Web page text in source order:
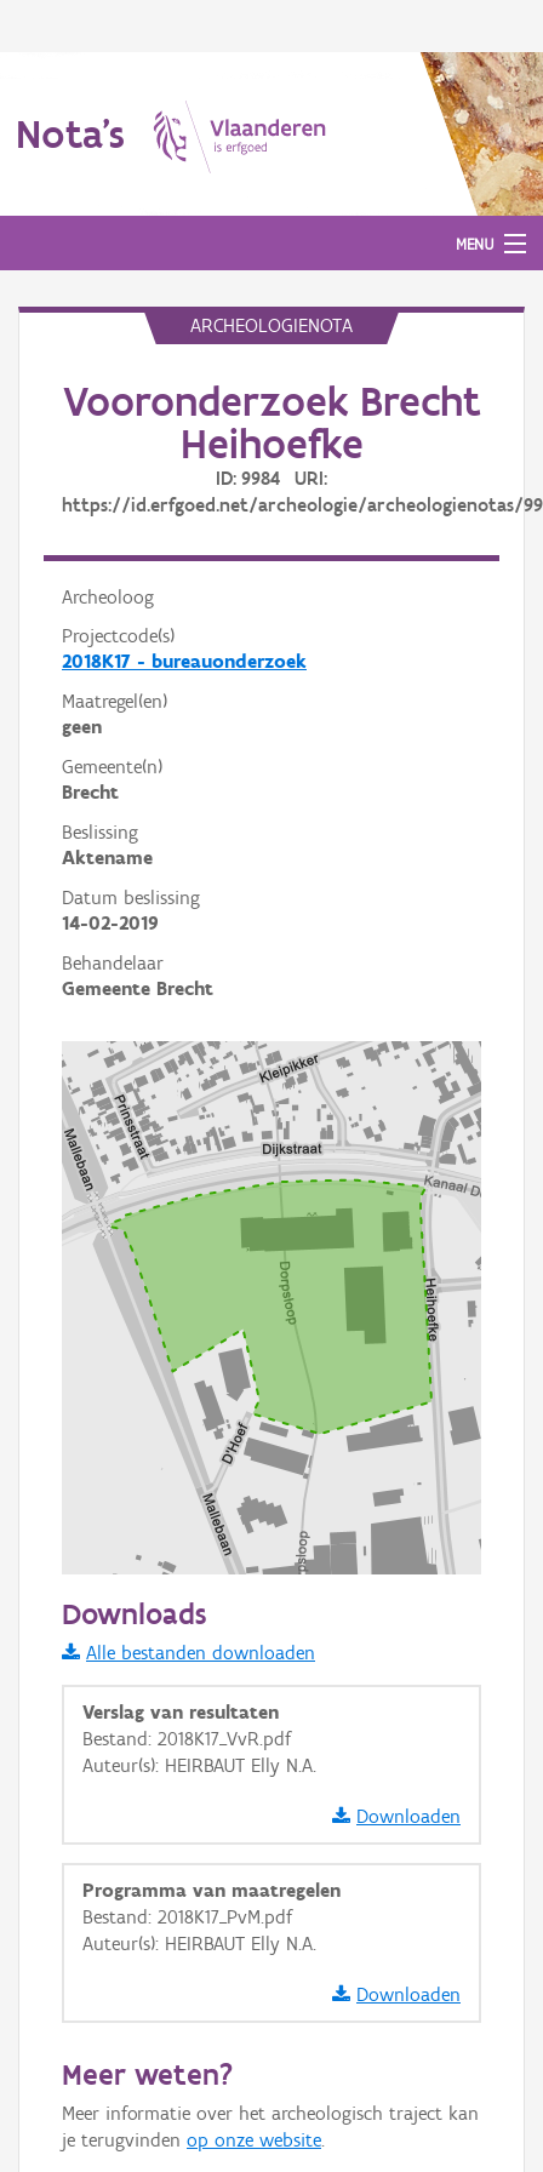
Nota's
MENU
Aanmelden
ARCHEOLOGIENOTA
Vooronderzoek Brecht
Heihoefke
ID: 9984 URI:
https://id.erfgoed.net/archeologie/archeologienotas/
Archeoloog
Projectcode(s)
2018K17 - bureauonderzoek
Maatregel(en)
geen
Gemeente(n)
Brecht
Beslissing
Aktename
Datum beslissing
14-02-2019
Behandelaar
Gemeente Brecht
Informatie Vlaanderen
i
+ −
Basis Lagen
GRB-Basiskaart
GRB-Basiskaart in grijswaarden
Downloads
Alle bestanden downloaden
Verslag van resultaten
Bestand: 2018K17_VvR.pdf
Auteur(s): HEIRBAUT Elly N.A.
Downloaden
Programma van maatregelen
Bestand: 2018K17_PvM.pdf
Auteur(s): HEIRBAUT Elly N.A.
Downloaden
Meer weten?
Meer informatie over het archeologisch traject kan
je terugvinden op onze website.